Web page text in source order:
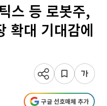
스 등 로봇주,
확대 기대감에
구글 선호매체 추가